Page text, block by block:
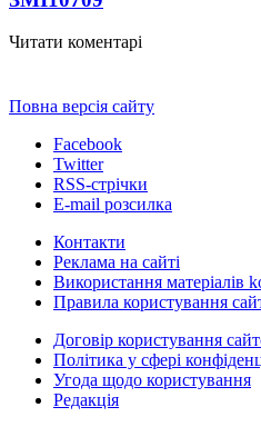
Читати коментарі
Повна версія сайту
Facebook
Twitter
RSS-стрічки
E-mail розсилка
Контакти
Реклама на сайті
Використання матеріалів
Правила користування
Договір користування
Політика у сфері
Угода щодо користування
Редакція